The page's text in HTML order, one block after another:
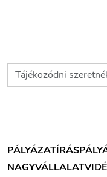
PÁLYÁZATÍRÁS
NAGYVÁLLALAT